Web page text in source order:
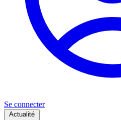
Se connecter
Actualité